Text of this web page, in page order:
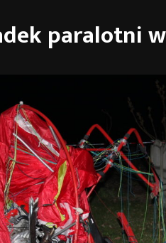
paralotni